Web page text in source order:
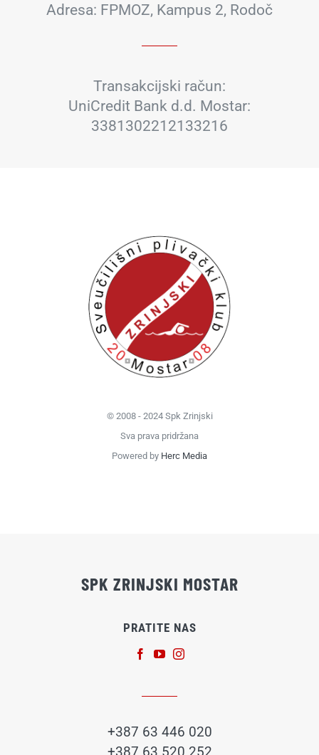
Adresa: FPMOZ, Kampus 2, Rodoč
Transakcijski račun:
UniCredit Bank d.d. Mostar:
3381302212133216
© 2008 - 2024 Spk Zrinjski
Sva prava pridržana
Powered by Herc Media
SPK ZRINJSKI MOSTAR
PRATITE NAS
+387 63 446 020
+387 63 520 252